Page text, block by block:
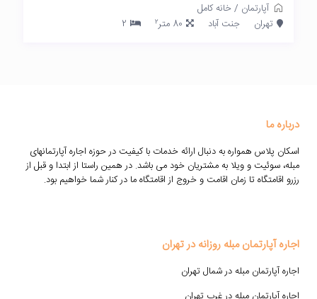
آپارتمان /خانه کامل
تهران
جنت آباد 80 متر 2
2
درباره ما
اسکان پلاس همواره به دنبال ارائه خدمات با کیفیت در حوزه اجاره آپارتمانهای
مبله، سوئیت و ویلا به مشتریان خود می باشد. در همین راستا از ابتدا و قبل از
رزرو اقامتگاه تا زمان اقامت و خروج از اقامتگاه ما در کنار شما خواهیم بود.
اجاره آپارتمان مبله روزانه در تهران
اجاره آپارتمان مبله در شمال تهران